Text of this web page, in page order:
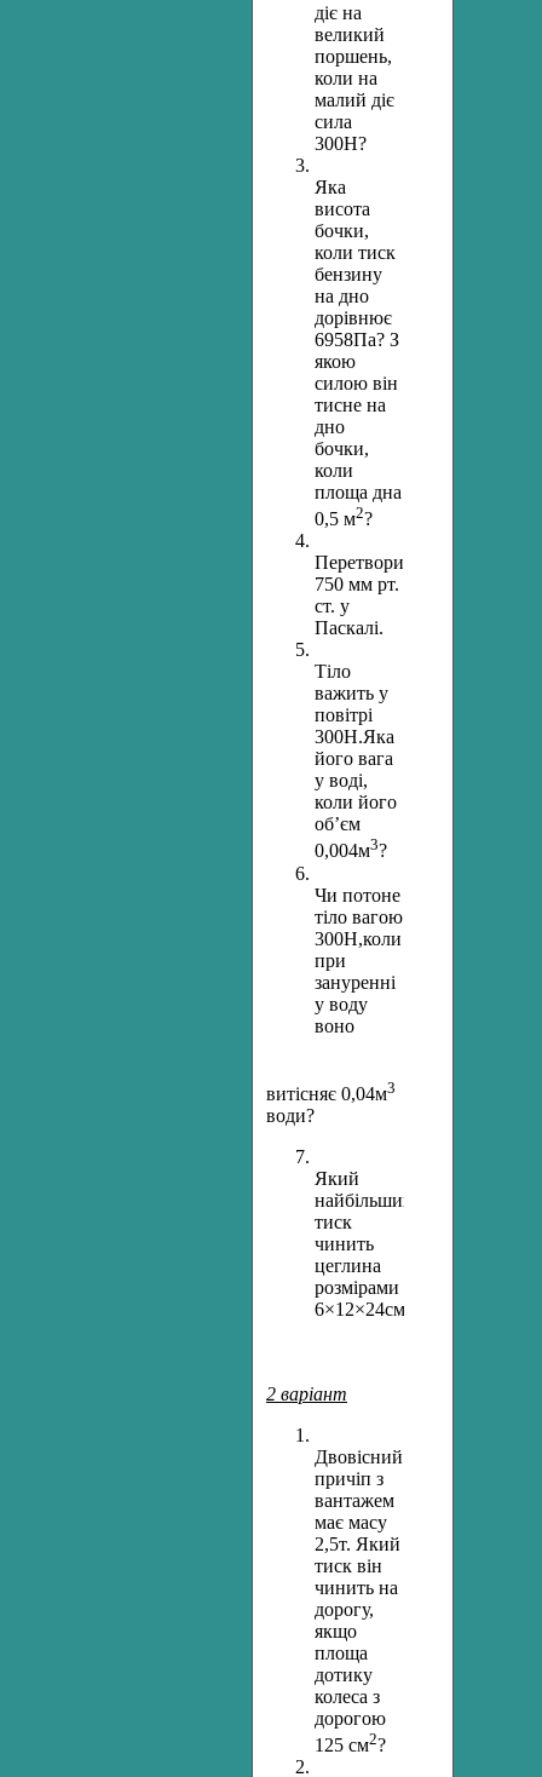
діє на
великий
поршень,
коли на
малий діє
сила
300Н?
Яка
висота
бочки,
коли тиск
бензину
на дно
дорівнює
6958Па? З
якою
силою він
тисне на
дно
бочки,
коли
площа дна
0,5 м2?
Перетворити
750 мм рт.
ст. у
Паскалі.
Тіло
важить у
повітрі
300Н.Яка
його вага
у воді,
коли його
об’єм
0,004м3?
Чи потоне
тіло вагою
300Н,коли
при
зануренні
у воду
воно
витісняє 0,04м3
води?
Який
найбільший
тиск
чинить
цеглина
розмірами
6×12×24см?
2 варіант
Двовісний
причіп з
вантажем
має масу
2,5т. Який
тиск він
чинить на
дорогу,
якщо
площа
дотику
колеса з
дорогою
125 см2?